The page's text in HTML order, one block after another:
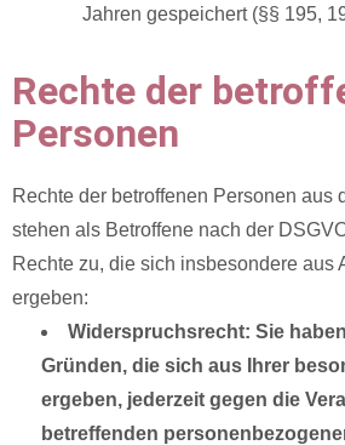
Jahren gespeichert (§§ 195,
Rechte der
Personen
Rechte der betroffenen Personen aus
stehen als Betroffene nach der
Rechte zu, die sich insbesondere aus
ergeben:
Widerspruchsrecht: Sie
Gründen, die sich aus Ihrer
ergeben, jederzeit gegen die
betreffenden